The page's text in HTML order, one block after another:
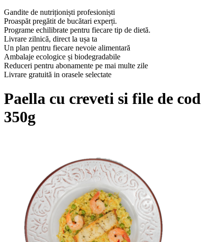
Gandite de nutriționiști profesioniști
Proaspăt pregătit de bucătari experți.
Programe echilibrate pentru fiecare tip de dietă.
Livrare zilnică, direct la ușa ta
Un plan pentru fiecare nevoie alimentară
Ambalaje ecologice și biodegradabile
Reduceri pentru abonamente pe mai multe zile
Livrare gratuită in orasele selectate
Paella cu creveti si file de cod
350g